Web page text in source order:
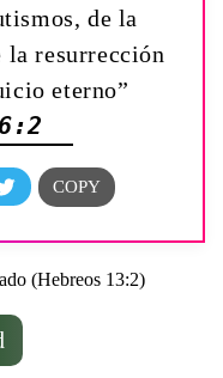
de la
la resurrección
eterno”